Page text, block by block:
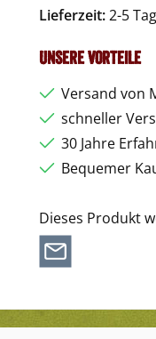
Lieferzeit:2-5
Unsere Vorteile
Versand von
schneller
30 Jahre
Bequemer
Dieses Produkt